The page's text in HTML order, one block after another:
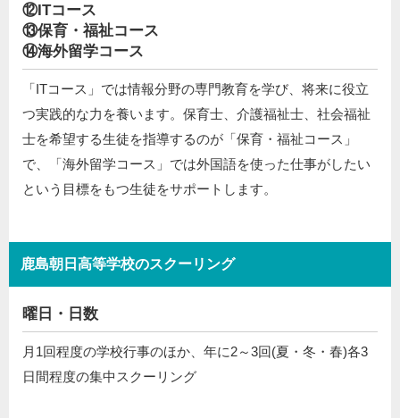
⑫ITコース
⑬保育・福祉コース
⑭海外留学コース
「ITコース」では情報分野の専門教育を学び、将来に役立
つ実践的な力を養います。保育士、介護福祉士、社会福祉
士を希望する生徒を指導するのが「保育・福祉コース」
で、「海外留学コース」では外国語を使った仕事がしたい
という目標をもつ生徒をサポートします。
鹿島朝日高等学校のスクーリング
曜日・日数
月1回程度の学校行事のほか、年に2～3回(夏・冬・春)各3
日間程度の集中スクーリング